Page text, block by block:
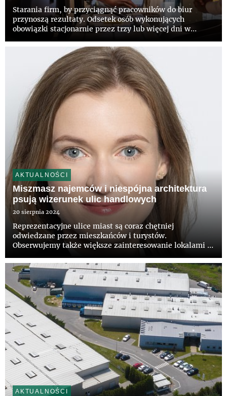
Starania firm, by przyciągnąć pracowników do biur
przynoszą rezultaty. Odsetek osób wykonujących
obowiązki stacjonarnie przez trzy lub więcej dni w
proc. w ciągu roku – wskazuje raport CBRE „European
Office Occupier...
AKTUALNOŚCI
Miszmasz najemców i niespójna architektura
psują wizerunek ulic handlowych
20 sierpnia 2024
Reprezentacyjne ulice miast są coraz chętniej
odwiedzane przez mieszkańców i turystów.
Obserwujemy także większe zainteresowanie lokalami w
którymi są często duże i luksusowe marki. Na drodze do
szybszego rozwoju ulic handlo...
AKTUALNOŚCI